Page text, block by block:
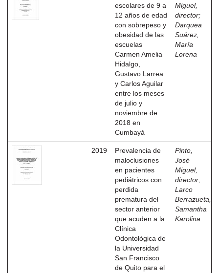
escolares de 9 a
12 años de edad
con sobrepeso y
obesidad de las
escuelas
Carmen Amelia
Hidalgo,
Gustavo Larrea
y Carlos Aguilar
entre los meses
de julio y
noviembre de
2018 en
Cumbayá
Miguel,
director;
Darquea
Suárez,
María
Lorena
2019
Prevalencia de
maloclusiones
en pacientes
pediátricos con
perdida
prematura del
sector anterior
que acuden a la
Clínica
Odontológica de
la Universidad
San Francisco
de Quito para el
Pinto,
José
Miguel,
director;
Larco
Berrazueta,
Samantha
Karolina